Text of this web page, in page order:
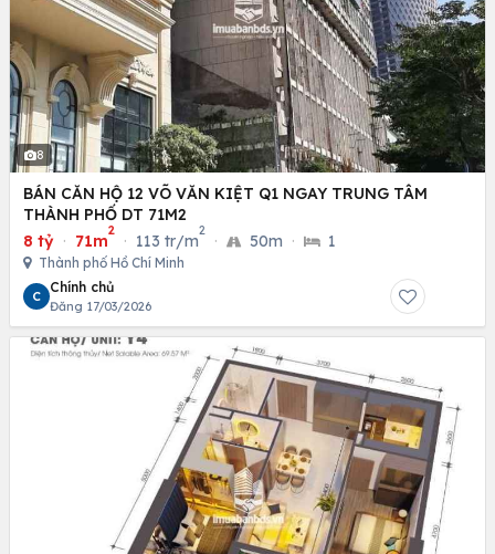
8
BÁN CĂN HỘ 12 VÕ VĂN KIỆT Q1 NGAY TRUNG TÂM
THÀNH PHỐ DT 71M2
8 tỷ · 71m
2
· 113 tr/m
2
· 50m · 1
Thành phố Hồ Chí Minh
C
Chính chủ
Đăng 17/03/2026